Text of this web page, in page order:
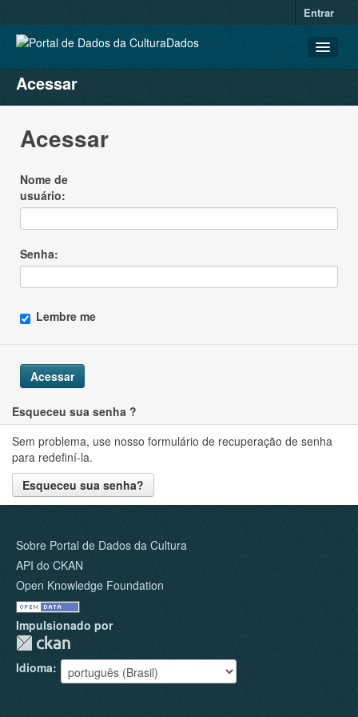
Entrar
CONJUNTOS DE DADOS
ORGANIZAÇÕES
GRUPOS
Acessar
Acessar
Nome de
usuário
Senha
Lembre me
Acessar
Esqueceu sua senha ?
Sem problema, use nosso formulário de recuperação de senha
para redefiní-la.
Esqueceu sua senha?
Sobre Portal de Dados da Cultura
API do CKAN
Open Knowledge Foundation
Impulsionado por
Idioma